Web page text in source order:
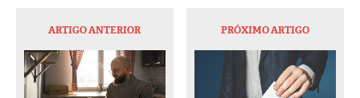
ARTIGO ANTERIOR PRÓXIMO ARTIGO